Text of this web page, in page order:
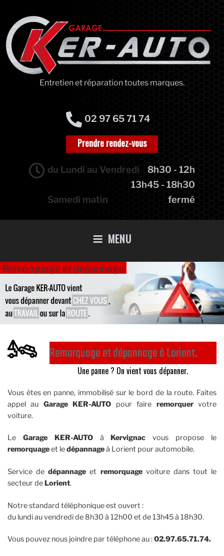
Entretien et réparation toutes marques.
02 97 65 71 74
Prendre rendez-vous
du Lundi au Vendredi
8h30 - 12h
13h45 - 18h30
Samedi matin
fermé
MENU
Remorquage et dépannage
Remorquage et dépannage à Lorient​​.​
Une panne ? On vient vous dépanner.
Vous êtes en panne, immobilisé sur le bord de la route. Faites
appel au Garage KER-AUTO pour faire remorquervotre
voiture.
Le Garage KER-AUTOà Kervignac vous propose le
remorquageet ledépannageà Lorient pour automobile.
Service dedépannage et remorquagevoiture dans tout le
secteur deLorient.
Notre standard téléphonique est ouvert :
du lundi au vendredi de 8h30 à 12h00 et de 13h45 à 18h30.
Vous pouvez nous joindre par téléphone au :02.97.65.71.74.